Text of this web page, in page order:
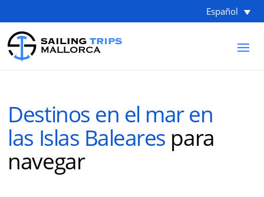
Español
Destinos en el mar en
las Islas Baleares para
navegar